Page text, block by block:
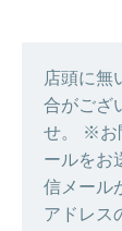
店頭に無
合がござ
せ。 ※お
ールをお
信メール
アドレス